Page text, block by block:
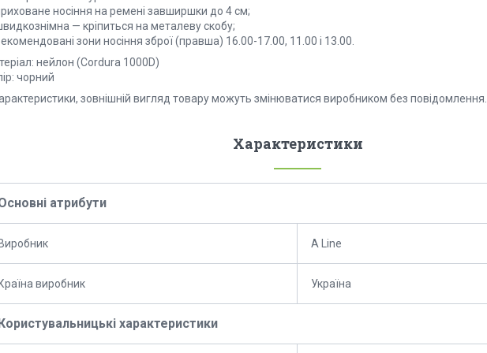
носіння на ремені завширшки до 4 см;
— кріпиться на металеву скобу;
зони носіння зброї (правша) 16.00-17.00, 11.00 і 13.00.
нейлон (Cordura 1000D)
чорний
зовнішній вигляд товару можуть змінюватися виробником без повідомлення.
Характеристики
атрибути
Виробник A Line
Країна виробник Україна
Користувальницькі характеристики